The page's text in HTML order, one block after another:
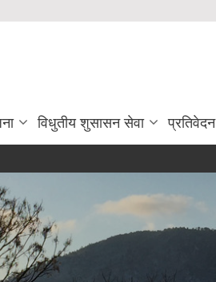
विधुतीय शुसासन सेवा प्रतिवेदन